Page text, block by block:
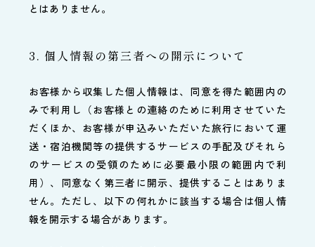
とはありません。
3. 個人情報の第三者への開示について
お客様から収集した個人情報は、同意を得た範囲内の
みで利用し（お客様との連絡のために利用させていた
だくほか、お客様が申込みいただいた旅行において運
送・宿泊機関等の提供するサービスの手配及びそれら
のサービスの受領のために必要最小限の範囲内で利
用）、同意なく第三者に開示、提供することはありま
せん。ただし、以下の何れかに該当する場合は個人情
報を開示する場合があります。